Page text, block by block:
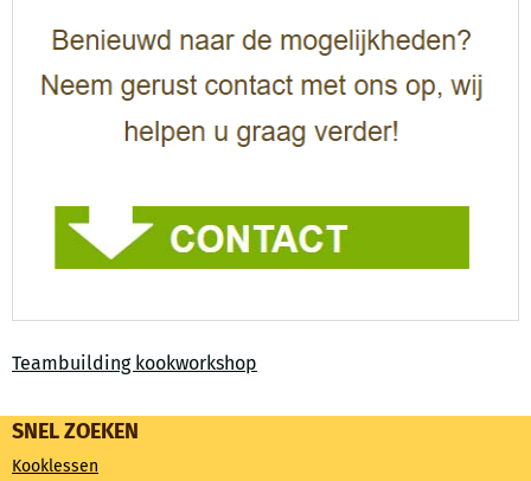
Teambuilding kookworkshop
SNEL ZOEKEN
Kooklessen